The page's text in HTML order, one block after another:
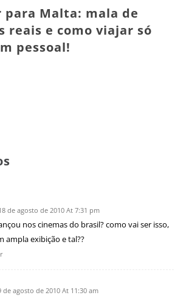
para Malta: mala de
reais e como viajar só
pessoal!
de agosto de 2010 At 7:31 pm
nos cinemas do brasil? como vai ser isso,
ampla exibição e tal??
de agosto de 2010 At 11:30 am